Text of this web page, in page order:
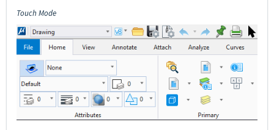
Touch Mode